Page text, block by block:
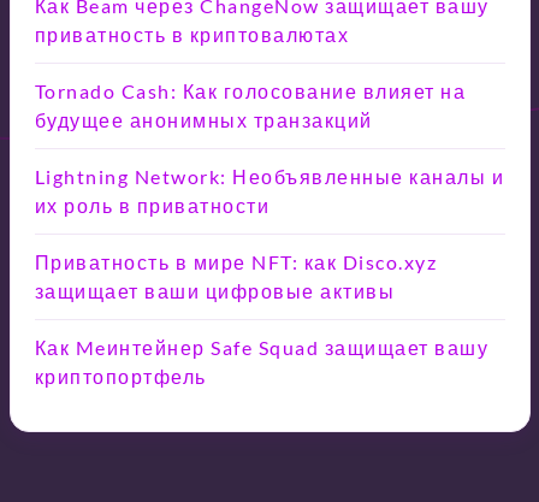
Как Beam через ChangeNow защищает вашу
приватность в криптовалютах
Tornado Cash: Как голосование влияет на
будущее анонимных транзакций
Lightning Network: Необъявленные каналы и
их роль в приватности
Приватность в мире NFT: как Disco.xyz
защищает ваши цифровые активы
Как Meинтейнер Safe Squad защищает вашу
криптопортфель